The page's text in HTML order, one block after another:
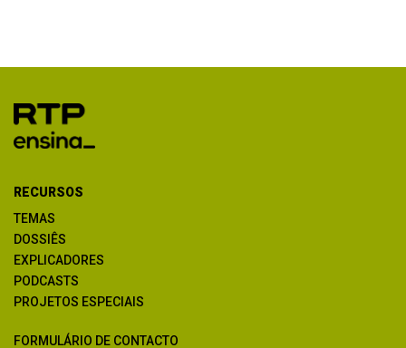
RECURSOS
TEMAS
DOSSIÊS
EXPLICADORES
PODCASTS
PROJETOS ESPECIAIS
FORMULÁRIO DE CONTACTO